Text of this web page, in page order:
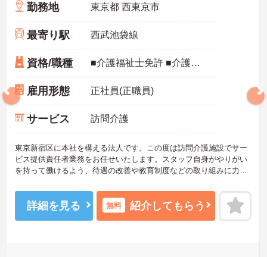
勤務地 東京都 西東京市
最寄り駅 西武池袋線
資格/職種 ■介護福祉士免許 ■介護実務経験がある方
雇用形態 正社員(正職員)
サービス 訪問介護
東京新宿区に本社を構える法人です。この度は訪問介護施設でサー
ビス提供責任者業務をお任せいたします。スタッフ自身がやりがい
を持って働けるよう、待遇の改善や教育制度などの取り組みに力を
り、事務作業は少なく、その分ご利用者様への対応を重視すること
もできます。入社後の研修はもちろん、介護技術研修、PC研修、マ
ナー研修、資格取得のための勉強会等ステップに応じて用意されて
詳細を見る 無料 紹介してもらう